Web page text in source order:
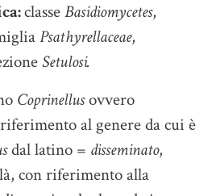
classeBasidiomycetes,
Psathyrellaceae,
Setulosi.
Coprinellusovvero
al genere da cui è
dal latino = disseminato,
con riferimento alla